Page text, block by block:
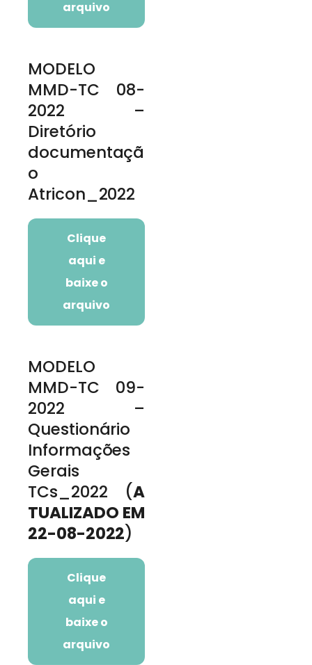
arquivo
MODELO
MMD-TC 08-
2022 –
Diretório
documentaçã
o
Atricon_2022
Clique
aqui e
baixe o
arquivo
MODELO
MMD-TC 09-
2022 –
Questionário
Informações
Gerais
TCs_2022 (A
TUALIZADO EM
22-08-2022)
Clique
aqui e
baixe o
arquivo